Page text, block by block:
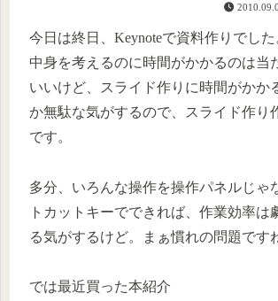
今日は終日、Keynoteで資料作りでした
中身を考えるのに時間がかかるのは当
いいけど、スライド作りに時間がかか
か無駄な気がするので、スライド作り
です。
多分、いろんな操作を操作パネルじゃ
トカットキーでできれば、作業効率は
る気がするけど。まぁ慣れの問題です
では最近買った本紹介